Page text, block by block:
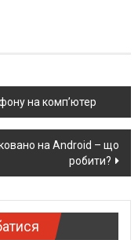
на комп’ютер
на Android – що
робити?